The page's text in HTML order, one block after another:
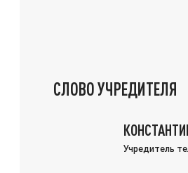
СЛОВО УЧРЕДИТЕЛЯ
Учредитель